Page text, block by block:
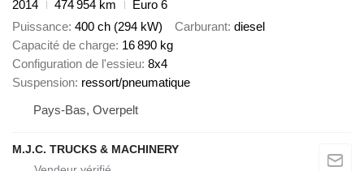
2014
474 954 km
Euro 6
Puissance 400 ch (294 kW) Carburant diesel
Capacité de charge 16 890 kg
Configuration de l'essieu 8x4
Suspension ressort/pneumatique
Pays-Bas, Overpelt
M.J.C. TRUCKS & MACHINERY